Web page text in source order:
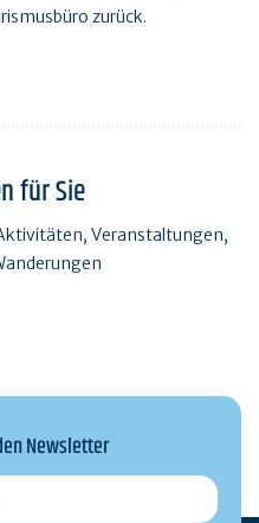
zurück.
für Sie
Veranstaltungen,
Newsletter